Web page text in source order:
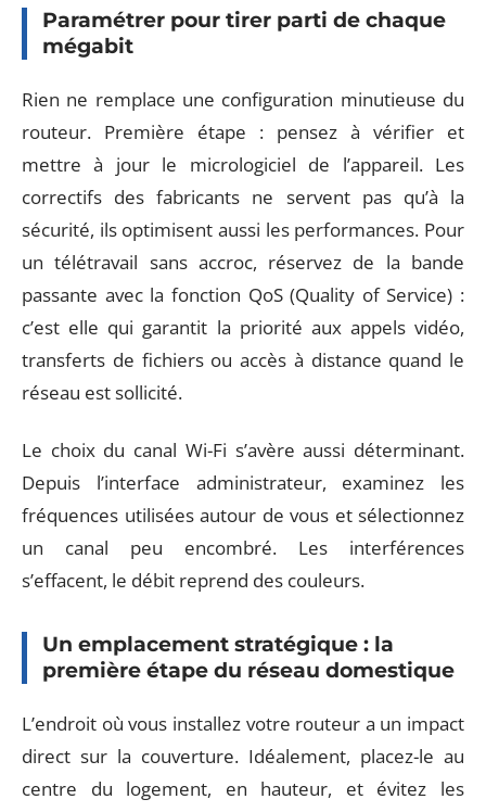
Paramétrer pour tirer parti de chaque
mégabit
Rien ne remplace une configuration minutieuse du
routeur. Première étape : pensez à vérifier et
mettre à jour le micrologiciel de l’appareil. Les
correctifs des fabricants ne servent pas qu’à la
sécurité, ils optimisent aussi les performances. Pour
un télétravail sans accroc, réservez de la bande
passante avec la fonction QoS (Quality of Service) :
c’est elle qui garantit la priorité aux appels vidéo,
transferts de fichiers ou accès à distance quand le
réseau est sollicité.
Le choix du canal Wi-Fi s’avère aussi déterminant.
Depuis l’interface administrateur, examinez les
fréquences utilisées autour de vous et sélectionnez
un canal peu encombré. Les interférences
s’effacent, le débit reprend des couleurs.
Un emplacement stratégique : la
première étape du réseau domestique
L’endroit où vous installez votre routeur a un impact
direct sur la couverture. Idéalement, placez-le au
centre du logement, en hauteur, et évitez les